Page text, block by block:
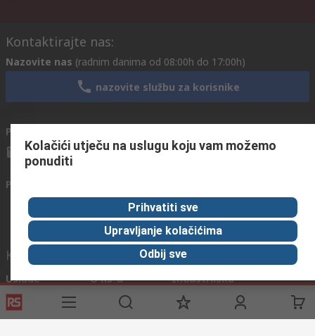
Kontaktirajte nas:
Nazovite nas (radnim danima od 08:00h do 17:00h)
nazovite službu za korisnike
Pošaljite nam email
info@primotronic.co.rs
Povežite se s nama
Korisni linkovi
Usluge
Registrirajte
Delivery
O RS-u
O RS-u
RS u svijetu
Industrijska
Industrijska Zona
Proizvodnja
Kolačići utječu na uslugu koju vam možemo
ponuditi
Prihvatiti sve
Upravljanje kolačićima
Odbij sve